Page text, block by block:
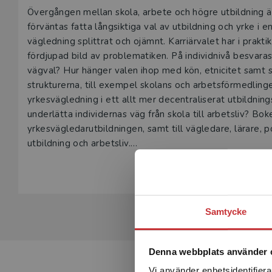
Samtycke
Denna webbplats använder
Beskrivning
Övergången mellan skola, arbete och högre utbildning
förväntas fatta långsiktiga val av utbildning och yrke i
vägledning splittrat och ojämnt. Karriärvalet har i
fördjupad bild av problematiken. På individnivå
vägval? Hur hänger valen ihop med kön, etnicitet samt
strukturerna, till exempel skolans och
yrkesvägledning i ett allt mer decentraliserat
underlätta individernas väg från skola till arbetsliv?
yrkesvägledarutbildningen, samt till vägledare, lärare,
utbildning och arbetsliv.